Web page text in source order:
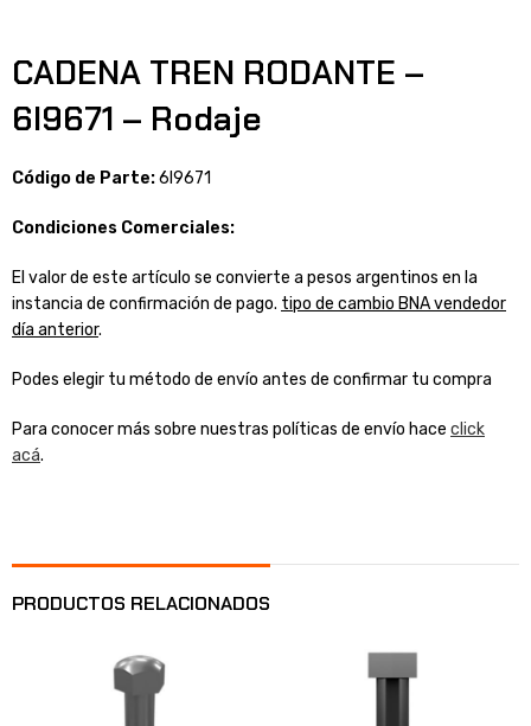
CADENA TREN RODANTE –
6I9671 – Rodaje
Código de Parte:6I9671
Condiciones Comerciales:
El valor de este artículo se convierte a pesos argentinos en la
instancia de confirmación de pago. tipo de cambio BNA vendedor
día anterior.
Podes elegir tu método de envío antes de confirmar tu compra
Para conocer más sobre nuestras políticas de envío hace click
acá.
PRODUCTOS RELACIONADOS